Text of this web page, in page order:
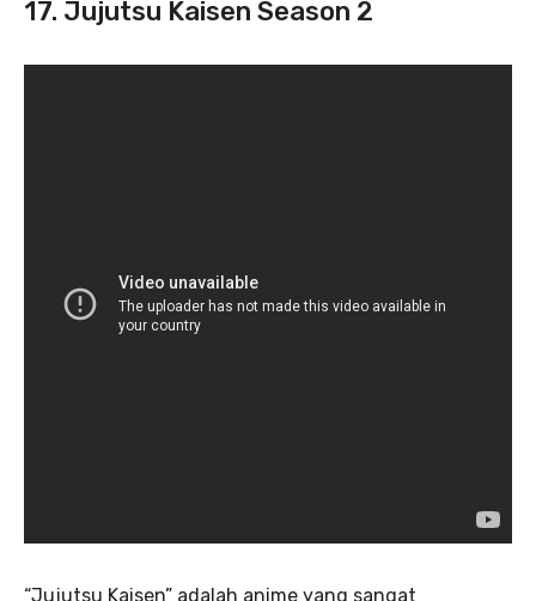
17. Jujutsu Kaisen Season 2
“Jujutsu Kaisen” adalah anime yang sangat